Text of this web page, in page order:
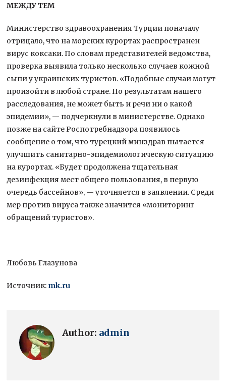
МЕЖДУ ТЕМ
Министерство здравоохранения Турции поначалу
отрицало, что на морских курортах распространен
вирус коксаки. По словам представителей ведомства,
проверка выявила только несколько случаев кожной
сыпи у украинских туристов. «Подобные случаи могут
произойти в любой стране. По результатам нашего
расследования, не может быть и речи ни о какой
эпидемии», — подчеркнули в министерстве. Однако
позже на сайте Роспотребнадзора появилось
сообщение о том, что турецкий минздрав пытается
улучшить санитарно-эпидемиологическую ситуацию
на курортах. «Будет продолжена тщательная
дезинфекция мест общего пользования, в первую
очередь бассейнов», — уточняется в заявлении. Среди
мер против вируса также значится «мониторинг
обращений туристов».
Любовь Глазунова
Источник: mk.ru
Author: admin